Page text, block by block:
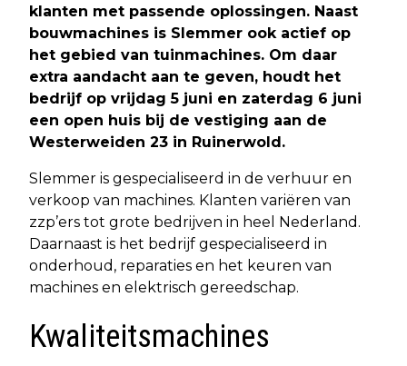
klanten met passende oplossingen. Naast
bouwmachines is Slemmer ook actief op
het gebied van tuinmachines. Om daar
extra aandacht aan te geven, houdt het
bedrijf op vrijdag 5 juni en zaterdag 6 juni
een open huis bij de vestiging aan de
Westerweiden 23 in Ruinerwold.
Slemmer is gespecialiseerd in de verhuur en
verkoop van machines. Klanten variëren van
zzp’ers tot grote bedrijven in heel Nederland.
Daarnaast is het bedrijf gespecialiseerd in
onderhoud, reparaties en het keuren van
machines en elektrisch gereedschap.
Kwaliteitsmachines